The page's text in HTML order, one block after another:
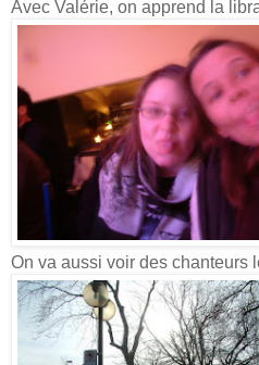
Avec Valérie, on apprend la
On va aussi voir des chanteurs